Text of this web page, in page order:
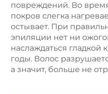
повреждений. Во
покров слегка
остывает. При
эпиляции нет ни
наслаждаться
годы. Волос
а значит, больше не